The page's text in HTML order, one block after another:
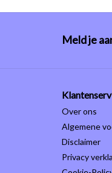
Meld je
Over ons
Algemene
Disclaimer
Privacy